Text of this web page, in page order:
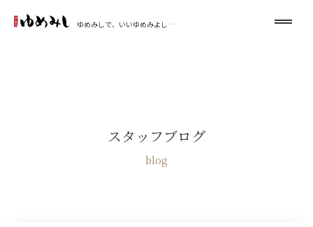
ゆめみしで、いいゆめみよし…
スタッフブログ
blog